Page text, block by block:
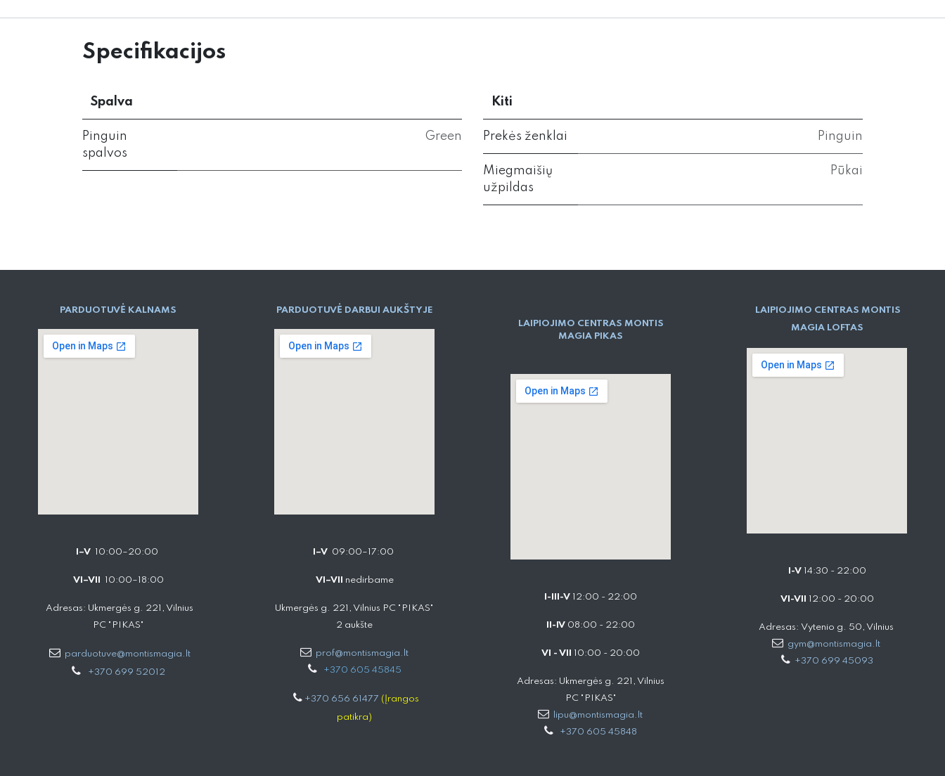
Specifikacijos
Spalva
Pinguin
spalvos
Green
Kiti
Prekės ženklai Pinguin
Miegmaišių
užpildas
Pūkai
PARD​UOTUVĖ​ KALNAMS
I–V 10:00–20:00
VI–VII 10:00–18:00
Adresas: Ukmergės g. 221, Vilnius
PC "PIKAS"
parduotuve@montismagia.lt
+370 699 52012
PARDUOTUVĖ DARBUI AUKŠTYJE
I–V 09:00–17:00
VI–VII nedirbame
Ukmergės g. 221, Vilnius PC "PIKAS"
2 aukšte
prof@montismagia.lt
+370 605 4584​5
+370 656 61477 (Įrangos
patikra)
LAIPIOJIMO CENTRAS MONTIS
MAGIA PIKAS
I-III-V 12:00 - 22:00
II-IV 08:00 - 22:00
VI - VII 10:00 - 20:00
Adresas: Ukmergės g. 221, Vilnius
PC "PIKAS"
lipu@montismagia.lt
+370 605 45848
LAIPIOJIMO CENTRAS MONTIS
MAGIA LOFTAS
I-V14:30 - 22:00
VI-VII 12:00 - 20:00
Adresas: Vytenio g. 50, Vilnius
gym@montismagia.lt
+370 699 45093